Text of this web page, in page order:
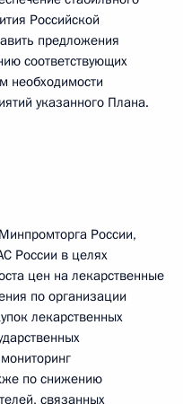
Российской
предложения
соответствующих
необходимости
указанного Плана.
России,
России в целях
цен на лекарственные
по организации
лекарственных
по снижению
связанных